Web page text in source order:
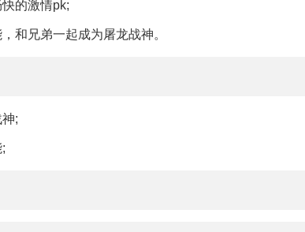
的激情pk;
和兄弟一起成为屠龙战神。
;